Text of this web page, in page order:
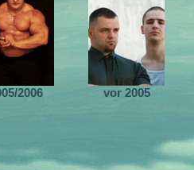
2006 vor 2005